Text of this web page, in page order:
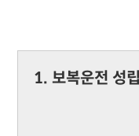
1. 보복운전 성